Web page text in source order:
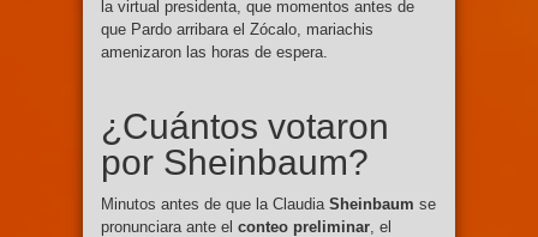
la virtual presidenta, que momentos antes de
que Pardo arribara el Zócalo, mariachis
amenizaron las horas de espera.
¿Cuántos votaron
por Sheinbaum?
Minutos antes de que la Claudia Sheinbaum se
pronunciara ante el conteo preliminar, el